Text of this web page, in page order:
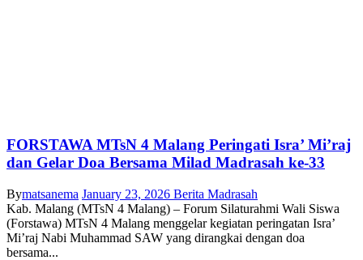
FORSTAWA MTsN 4 Malang Peringati Isra’ Mi’raj
dan Gelar Doa Bersama Milad Madrasah ke-33
Bymatsanema January 23, 2026 Berita Madrasah
Kab. Malang (MTsN 4 Malang) – Forum Silaturahmi Wali Siswa
(Forstawa) MTsN 4 Malang menggelar kegiatan peringatan Isra’
Mi’raj Nabi Muhammad SAW yang dirangkai dengan doa
bersama...